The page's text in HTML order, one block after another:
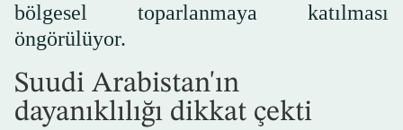
bölgesel toparlanmaya katılması
öngörülüyor.
Suudi Arabistan'ın
dayanıklılığı dikkat çekti